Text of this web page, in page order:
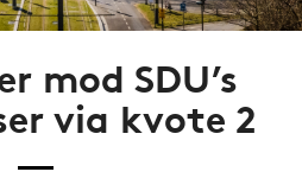
mod SDU’s
via kvote 2